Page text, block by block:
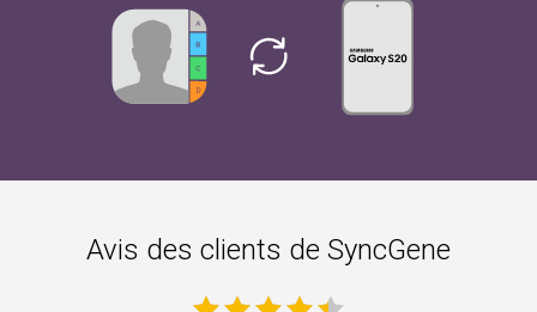
Avis des clients de SyncGene